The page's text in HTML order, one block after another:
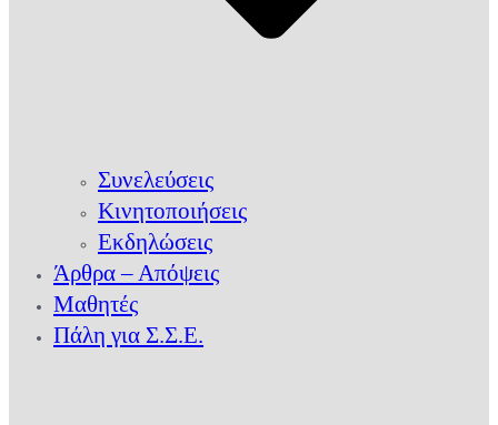
Συνελεύσεις
Κινητοποιήσεις
Εκδηλώσεις
Άρθρα – Απόψεις
Μαθητές
Πάλη για Σ.Σ.Ε.